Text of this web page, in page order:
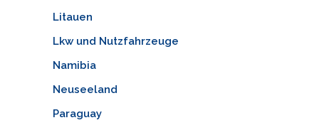
Litauen
Lkw und Nutzfahrzeuge
Namibia
Neuseeland
Paraguay